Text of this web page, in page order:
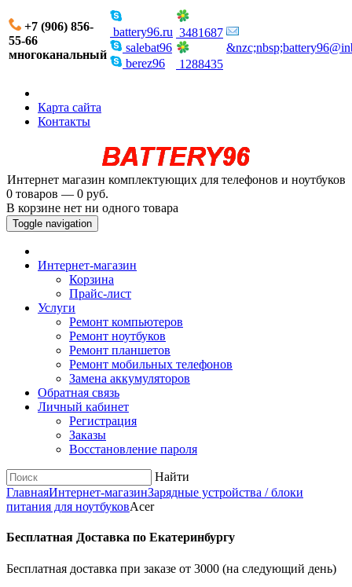
+7 (906) 856-
55-66
многоканальный
battery96.ru
salebat96
berez96
3481687
1288435
Карта сайта
Контакты
Интернет магазин комплектующих для телефонов и ноутбуков
0 товаров — 0 руб.
В корзине нет ни одного товара
Toggle navigation
Интернет-магазин
Корзина
Прайс-лист
Услуги
Ремонт компьютеров
Ремонт ноутбуков
Ремонт планшетов
Ремонт мобильных телефонов
Замена аккумуляторов
Обратная связь
Личный кабинет
Регистрация
Заказы
Восстановление пароля
Найти
ГлавнаяИнтернет-магазинЗарядные устройства / блоки
питания для ноутбуковAcer
Бесплатная Доставка по Екатеринбургу
Бесплатная доставка при заказе от 3000 (на следующий день)